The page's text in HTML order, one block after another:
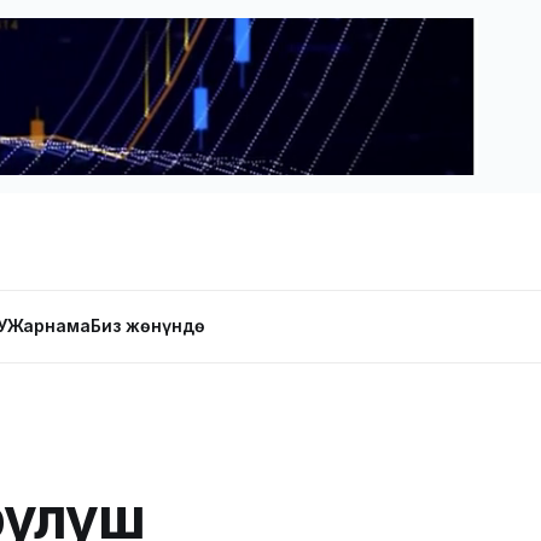
ЖарнамаБиз жөнүндө